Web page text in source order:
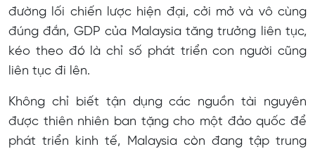
đường lối chiến lược hiện đại, cởi mở và vô cùng
đúng đắn, GDP của Malaysia tăng trưởng liên tục,
kéo theo đó là chỉ số phát triển con người cũng
liên tục đi lên.
Không chỉ biết tận dụng các nguồn tài nguyên
được thiên nhiên ban tặng cho một đảo quốc để
phát triển kinh tế, Malaysia còn đang tập trung